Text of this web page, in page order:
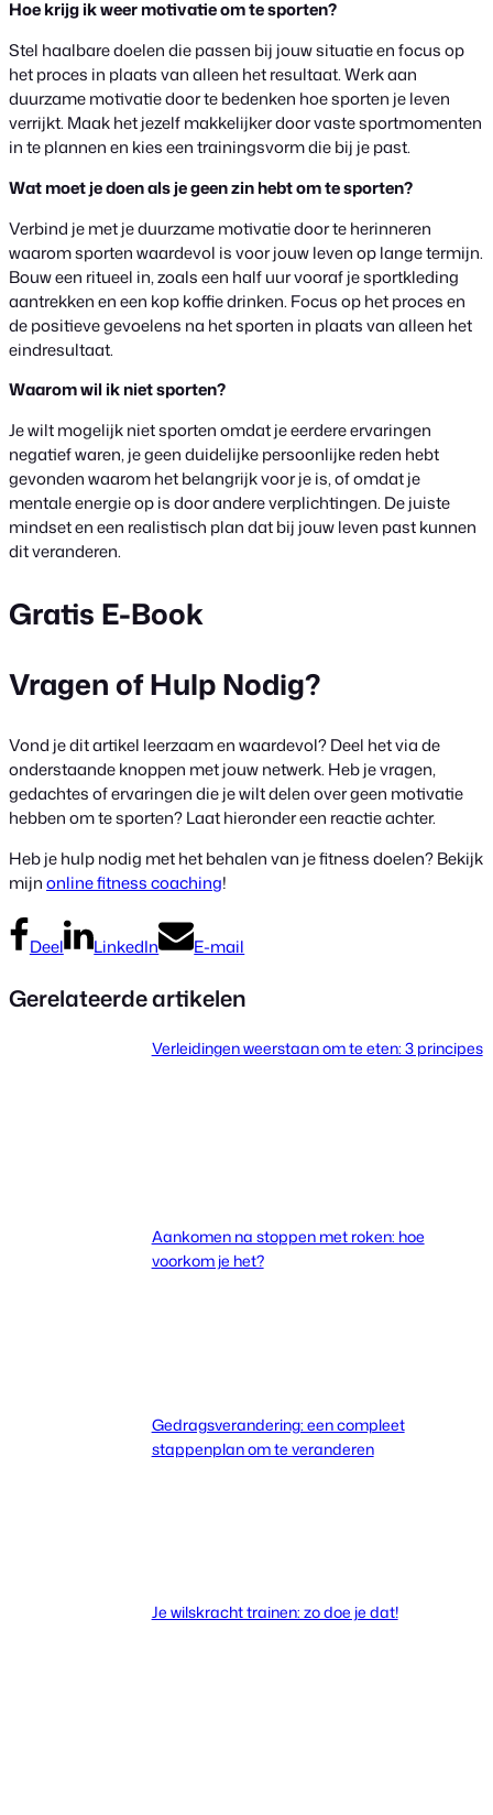
Hoe krijg ik weer motivatie om te sporten?
Stel haalbare doelen die passen bij jouw situatie en focus op
het proces in plaats van alleen het resultaat. Werk aan
duurzame motivatie door te bedenken hoe sporten je leven
verrijkt. Maak het jezelf makkelijker door vaste sportmomenten
in te plannen en kies een trainingsvorm die bij je past.
Wat moet je doen als je geen zin hebt om te sporten?
Verbind je met je duurzame motivatie door te herinneren
waarom sporten waardevol is voor jouw leven op lange termijn.
Bouw een ritueel in, zoals een half uur vooraf je sportkleding
aantrekken en een kop koffie drinken. Focus op het proces en
de positieve gevoelens na het sporten in plaats van alleen het
eindresultaat.
Waarom wil ik niet sporten?
Je wilt mogelijk niet sporten omdat je eerdere ervaringen
negatief waren, je geen duidelijke persoonlijke reden hebt
gevonden waarom het belangrijk voor je is, of omdat je
mentale energie op is door andere verplichtingen. De juiste
mindset en een realistisch plan dat bij jouw leven past kunnen
dit veranderen.
Gratis E-Book
Vragen of Hulp Nodig?
Vond je dit artikel leerzaam en waardevol? Deel het via de
onderstaande knoppen met jouw netwerk. Heb je vragen,
gedachtes of ervaringen die je wilt delen over geen motivatie
hebben om te sporten? Laat hieronder een reactie achter.
Heb je hulp nodig met het behalen van je fitness doelen? Bekijk
mijnonline fitness coaching!
Deel LinkedIn E-mail
Gerelateerde artikelen
Verleidingen weerstaan om te eten: 3 principes
Aankomen na stoppen met roken: hoe
voorkom je het?
Gedragsverandering: een compleet
stappenplan om te veranderen
Je wilskracht trainen: zo doe je dat!